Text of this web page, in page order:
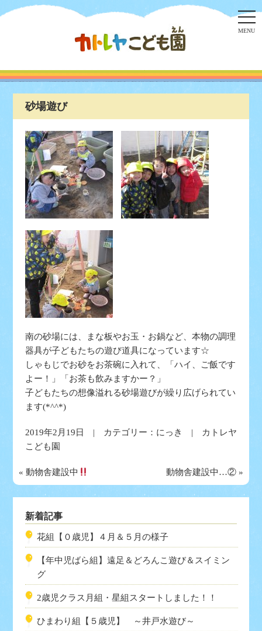
MENU
砂場遊び
南の砂場には、まな板やお玉・お鍋など、本物の調理
器具が子どもたちの遊び道具になっています☆
しゃもじでお砂をお茶碗に入れて、「ハイ、ご飯です
よー！」「お茶も飲みますかー？」
子どもたちの想像溢れる砂場遊びが繰り広げられてい
ます(*^^*)
2019年2月19日 | カテゴリー： にっき
| カトレヤ
こども園
«動物舎建設中 動物舎建設中…②»
新着記事
花組【０歳児】４月＆５月の様子
【年中児ばら組】遠足＆どろんこ遊び＆スイミン
グ
2歳児クラス月組・星組スタートしました！！
ひまわり組【５歳児】 ～井戸水遊び～